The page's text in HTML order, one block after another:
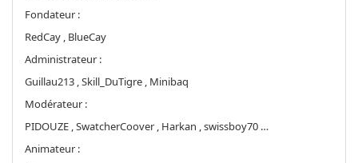
Fondateur :
RedCay , BlueCay
Administrateur :
Guillau213 , Skill_DuTigre , Minibaq
Modérateur :
PIDOUZE , SwatcherCoover , Harkan , swissboy70 …
Animateur :